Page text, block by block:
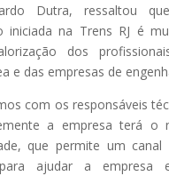
Dutra, ressaltou
iniciada na Trens RJ é
dos
e das empresas de
com os responsáveis
a empresa terá o
que permite um
para ajudar a